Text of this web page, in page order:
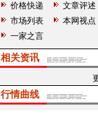
价格快递
文章评述
市场列表
本网视点
一家之言
相关资讯
行情曲线